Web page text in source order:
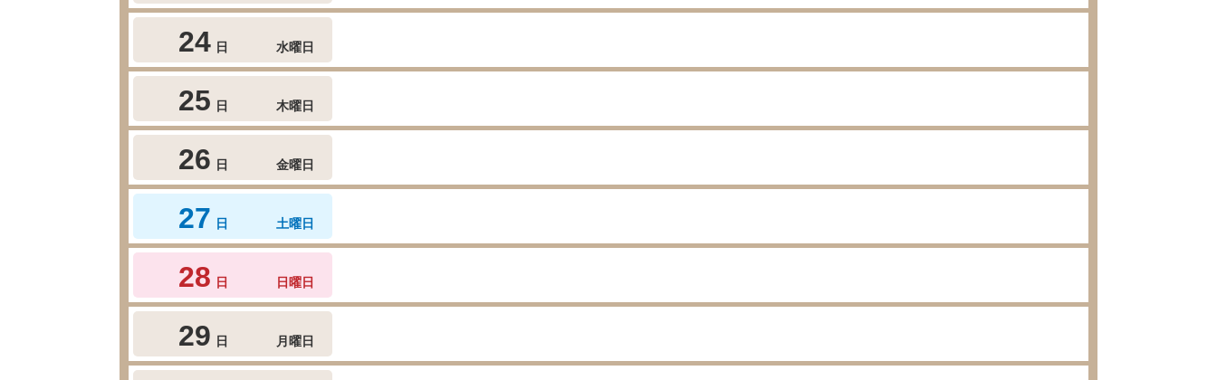
24 日 水曜日
25 日 木曜日
26 日 金曜日
27 日 土曜日
28 日 日曜日
29 日 月曜日